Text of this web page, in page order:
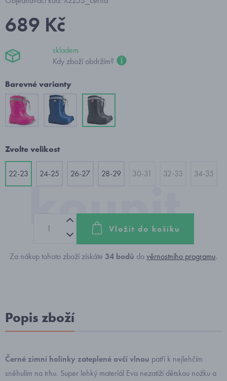
689 Kč
skladem
Kdy zboží obdržím?
Barevné varianty
Zvolte velikost
22-23 24-25 26-27 28-29 30-31 32-33 34-35
Vložit do košíku
Za nákup tohoto zboží získáte 34 bodů dověrnostního programu.
Popis zboží
Černé zimní holínky zateplené ovčí vlnou patří k nejlehčím
sněhulím na trhu. Super lehký materiál Eva nezatíží dětskou nožku a